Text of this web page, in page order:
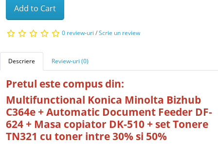
Add to Cart
0 review-uri /Scrie un review
Descriere Review-uri (0)
Pretul este compus din:
Multifunctional Konica Minolta Bizhub
C364e + Automatic Document Feeder DF-
624 + Masa copiator DK-510 + set Tonere
TN321 cu toner intre 30% si 50%